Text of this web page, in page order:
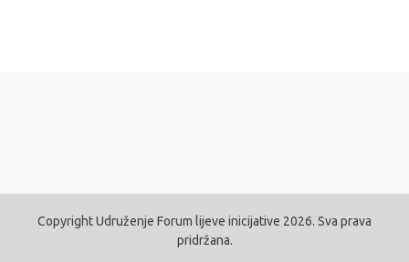
Copyright Udruženje Forum lijeve inicijative 2026. Sva prava
pridržana.